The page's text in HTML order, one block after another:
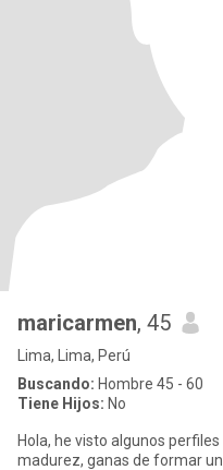
maricarmen, 45
Lima, Lima, Perú
Buscando: Hombre 45 - 60
Tiene Hijos: No
Hola, he visto algunos
madurez, ganas de formar